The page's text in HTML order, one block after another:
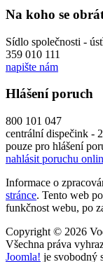
Na koho se
Sídlo společnosti -
359 010 111
napište nám
Hlášení poruch
800 101 047
centrální dispečink -
pouze pro hlášení
nahlásit poruchu
Informace o
stránce. Tento web
funkčnost webu, po
Copyright © 2026
Všechna práva
Joomla! je svobodný